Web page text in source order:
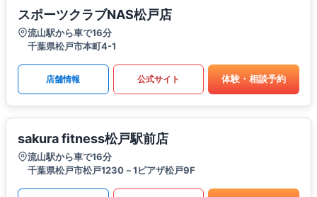
スポーツクラブNAS松戸店
流山駅から車で16分
千葉県松戸市本町4-1
店舗情報 公式サイト 体験・相談予約
sakura fitness松戸駅前店
流山駅から車で16分
千葉県松戸市松戸1230－1ピアザ松戸9F